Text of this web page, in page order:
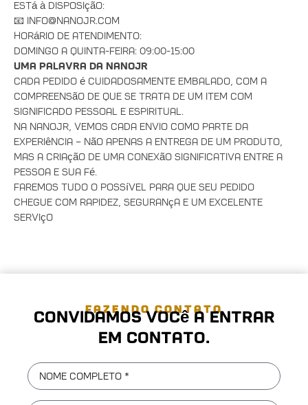
está à disposição:
📧 info@nanojr.com
Horário de atendimento:
Domingo a quinta-feira: 09:00-15:00
Uma Palavra da NanoJR
Cada pedido é cuidadosamente embalado, com a
compreensão de que se trata de um item com
significado pessoal e espiritual.
Na NanoJR, vemos cada envio como parte da
experiência – não apenas a entrega de um produto,
mas a criação de uma conexão significativa entre a
pessoa e sua fé.
Faremos tudo o possível para que seu pedido
chegue com rapidez, segurança e um excelente
serviço
FAZENDO CONTATO
Convidamos você a entrar
em contato.